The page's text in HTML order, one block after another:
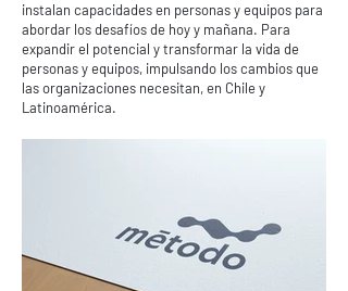
instalan capacidades en personas y equipos para
abordar los desafíos de hoy y mañana. Para
expandir el potencial y transformar la vida de
personas y equipos, impulsando los cambios que
las organizaciones necesitan, en Chile y
Latinoamérica.